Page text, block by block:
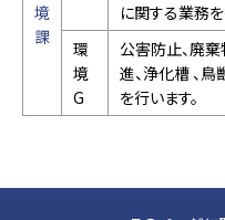
境
課
に関する業務を
環
境
G
公害防止、廃
進、浄化槽 、
を行います。